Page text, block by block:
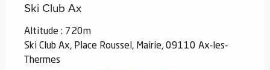
Ski Club Ax
Altitude : 720m
Ski Club Ax, Place Roussel, Mairie, 09110 Ax-les-
Thermes